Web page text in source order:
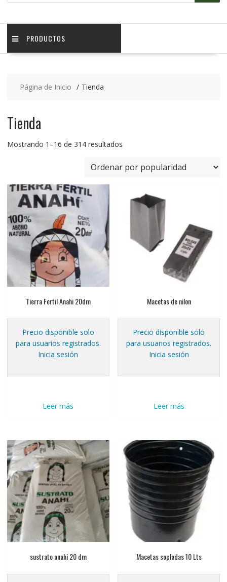
PRODUCTOS
Página de Inicio Tienda
Tienda
Mostrando 1–16 de 314 resultados
Tierra Fertil Anahi 20dm
Precio disponible solo
para usuarios registrados.
Inicia sesión
Leer más
Macetas de nilon
Precio disponible solo
para usuarios registrados.
Inicia sesión
Leer más
sustrato anahi 20 dm Macetas sopladas 10 Lts